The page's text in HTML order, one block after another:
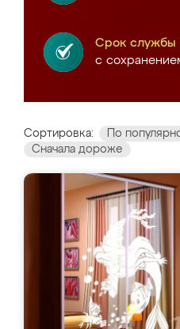
Срок службы
с
Сортировка: По
Сначала дороже